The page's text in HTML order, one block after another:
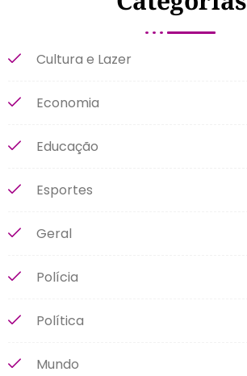
Cultura e Lazer
Economia
Educação
Esportes
Geral
Polícia
Política
Mundo